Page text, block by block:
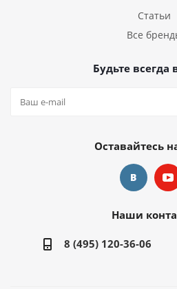
Статьи
Все
Будьте всегда
Оставайтесь
Наши
8 (495) 120-36-06